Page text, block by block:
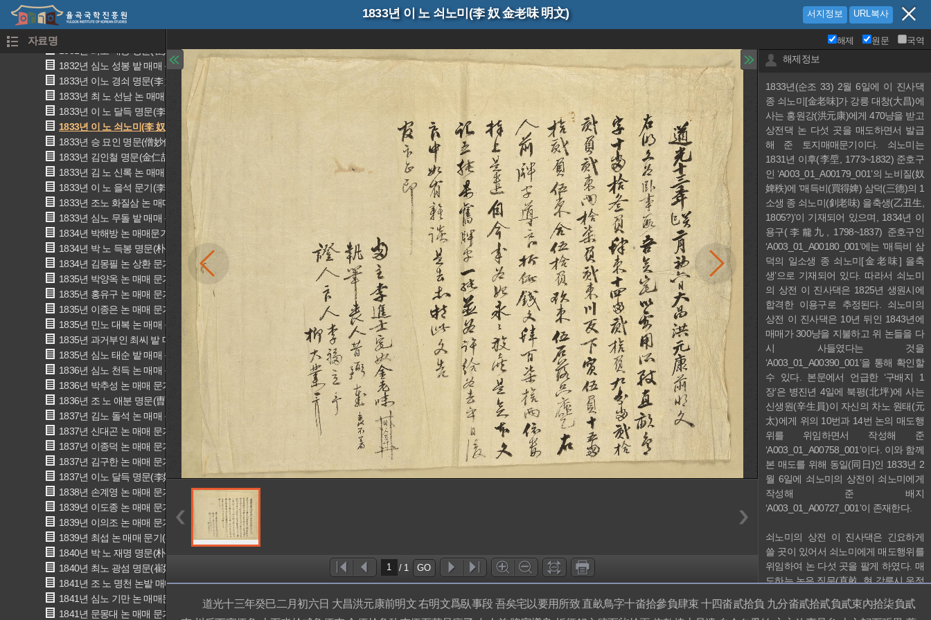
1833년 이 노 쇠노미(李 奴 金老味 明文) 서지정보 URL복사
자료명
1830년 안치락 논 매매 문기(安致樂 畓賣買文記)
1831년 최노 태봉 명문(崔奴 太奉 明文)
1832년 심노 성봉 밭 매매 문기(沈奴 星奉 田賣買文記)
1833년 이노 경쇠 명문(李 奴 京釗 明文)
1833년 최 노 선남 논 매매 문기(崔 奴 先男 畓賣買文記)
1833년 이 노 달득 명문(李 奴 達得 明文)
1833년 이 노 쇠노미(李 奴 金老味 明文)
1833년 승 묘인 명문(僧妙仁 明文)
1833년 김인철 명문(金仁喆 明文)
1833년 김 노 신록 논 매매 문기(金 奴 申彔 畓賣買文記)
1833년 이 노 을석 문기(李 奴 乙石 文記)
1833년 조노 화질삼 논 매매 문기(曺奴 花叱三 畓賣買文記)
1833년 심노 무돌 밭 매매 문기(沈奴 戊乭 田賣買文記)
1834년 박해방 논 매매문기(朴楷芳 畓賣買文記)
1834년 박 노 득봉 명문(朴 奴 得奉 明文)
1834년 김몽필 논 상환 문기(金夢弼 相換文記)
1835년 박양옥 논 매매 문기(朴兩玉 畓賣買文記)
1835년 홍유구 논 매매 문기(洪有九 畓賣買文記)
1835년 이종은 논 매매 문기(李種殷 畓賣買文記)
1835년 민노 대복 논 매매 문기(閔奴 大卜 畓賣買文記)
1835년 과거부인 최씨 밭 매매 문기(寡居夫人 崔氏 田賣買文記)
1835년 심노 태순 밭 매매 문기(沈奴 太順 田賣買文記)
1836년 심노 천득 논 매매 문기(沈奴 千得 畓賣買文記)
1836년 박추성 논 매매 문기(朴秋成 畓賣買文記)
1836년 조 노 애분 명문(曺 奴 愛分 明文)
1837년 김노 돌석 논 매매 문기(金奴 乭石 畓賣買文記)
1837년 신대곤 논 매매 문기(申大坤 畓賣買文記)
1837년 이종덕 논 매매 문기(李種德 畓賣買文記)
1837년 김구한 논 매매 문기(金九漢 畓賣買文記)
1837년 이노 달득 명문(李奴達得 明文)
1838년 손계영 논 매매 문기(孫繼榮 畓賣買文記)
1839년 이도종 논 매매 문기(李道宗 畓賣買文記)
1839년 이의조 논 매매 문기(李義祚 畓賣買文記)
1839년 최섭 논 매매 문기(崔燮 畓賣買文記)
1840년 박 노 재명 명문(朴 奴 在明 明文)
1840년 최노 광섬 명문(崔奴 光暹 明文)
1841년 조 노 명천 논밭 매매 문기(曺 奴 命天 田畓賣買文記)
1841년 심노 기만 논 매매문기(沈奴 己萬 畓賣買文記)
1841년 문몽대 논 매매 문기(文夢大 畓賣買文記)
해제 원문 국역
/ 1 GO
해제정보
1833년(순조 33) 2월 6일에 이 진사댁
종 쇠노미[金老味]가 강릉 대창(大昌)에
사는 홍원강(洪元康)에게 470냥을 받고
상전댁 논 다섯 곳을 매도하면서 발급
해 준 토지매매문기이다. 쇠노미는
1831년 이후(李垕, 1773~1832) 준호구
인 ‘A003_01_A00179_001’의 노비질(奴
婢秩)에 ‘매득비(買得婢) 삼덕(三德)의 1
소생 종 쇠노미(釗老味) 을축생(乙丑生,
1805?)’이 기재되어 있으며, 1834년 이
용구(李龍九, 1798~1837) 준호구인
‘A003_01_A00180_001’에는 ‘매득비 삼
덕의 일소생 종 쇠노미[金老味] 을축
생’으로 기재되어 있다. 따라서 쇠노미
의 상전 이 진사댁은 1825년 생원시에
합격한 이용구로 추정된다. 쇠노미의
상전 이 진사댁은 10년 뒤인 1843년에
매매가 300냥을 지불하고 위 논들을 다
시 사들였다는 것을
‘A003_01_A00390_001’을 통해 확인할
수 있다. 본문에서 언급한 ‘구배지 1
장’은 병진년 4일에 북평(北坪)에 사는
신생원(辛生員)이 자신의 차노 원태(元
太)에게 위의 10번과 14번 논의 매도행
위를 위임하면서 작성해 준
‘A003_01_A00758_001’이다. 이와 함께
본 매도를 위해 동일(同日)인 1833년 2
월 6일에 쇠노미의 상전이 쇠노미에게
작성해 준 배지
‘A003_01_A00727_001’이 존재한다.
쇠노미의 상전 이 진사댁은 긴요하게
쓸 곳이 있어서 쇠노미에게 매도행위를
위임하여 논 다섯 곳을 팔게 하였다. 매
도하는 논은 직무(直畝, 현 강릉시 운정
자호의 10번 13짐4뭇, 14번 20짐, 9분
道光十三年癸巳二月初六日 大昌洪元康前明文 右明文爲臥事段 吾矣宅以要用所致 直畝鳥字十畓拾參負肆束 十四畓貳拾負 九分畓貳拾貳負貳束內拾柒負貳